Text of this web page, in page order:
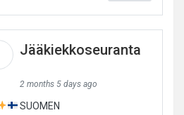
Jääkiekkoseuranta
2 months 5 days ago
SUOMEN